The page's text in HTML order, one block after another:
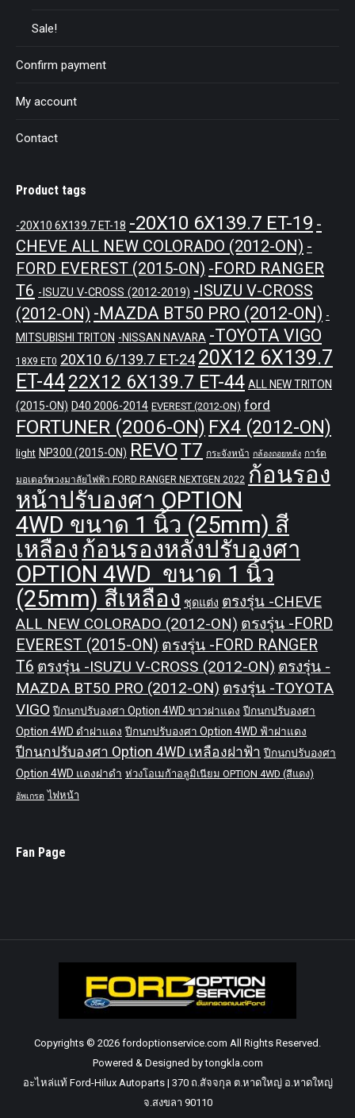
Sale!
Confirm payment
My account
Contact
Product tags
-20X10 6X139.7 ET-18 -20X10 6X139.7 ET-19 -
CHEVE ALL NEW COLORADO (2012-ON) -
FORD EVEREST (2015-ON) -FORD RANGER
T6 -ISUZU V-CROSS (2012-2019) -ISUZU V-CROSS
(2012-ON) -MAZDA BT50 PRO (2012-ON) -
MITSUBISHI TRITON -NISSAN NAVARA -TOYOTA VIGO
18X9 ET0 20X10 6/139.7 ET-24 20X12 6X139.7
ET-4422X12 6X139.7 ET-44 ALL NEW TRITON
(2015-ON) D40 2006-2014 EVEREST (2012-ON) ford
FORTUNER (2006-ON) FX4 (2012-ON)
light NP300 (2015-ON) REVOT7 กระจังหน้า กล้องถอยหลัง การ์ด
มอเตอร์พวงมาลัยไฟฟ้า FORD RANGER NEXTGEN 2022 ก้อนรอง
หน้าปรับองศา OPTION
4WD ขนาด 1 นิ้ว (25mm) สี
เหลือง ก้อนรองหลังปรับองศา
OPTION 4WD ขนาด 1 นิ้ว
(25mm) สีเหลือง ชุดแต่ง ตรงรุ่น -CHEVE
ALL NEW COLORADO (2012-ON) ตรงรุ่น -FORD
EVEREST (2015-ON) ตรงรุ่น -FORD RANGER
T6 ตรงรุ่น -ISUZU V-CROSS (2012-ON) ตรงรุ่น -
MAZDA BT50 PRO (2012-ON) ตรงรุ่น -TOYOTA
VIGO ปีกนกปรับองศา Option 4WD ขาวฝาแดง ปีกนกปรับองศา
Option 4WD ดำฝาแดง ปีกนกปรับองศา Option 4WD ฟ้าฝาแดง
ปีกนกปรับองศา Option 4WD เหลืองฝาฟ้า ปีกนกปรับองศา
Option 4WD แดงฝาดำ ห่วงโอเมก้าอลูมิเนียม OPTION 4WD (สีแดง)
อัพเกรด ไฟหน้า
Fan Page
Copyrights © 2026 fordoptionservice.com All Rights Reserved.
Powered & Designed by tongkla.com
อะไหล่แท้ Ford-Hilux Autoparts | 370 ถ.สัจจกุล ต.หาดใหญ่ อ.หาดใหญ่
จ.สงขลา 90110